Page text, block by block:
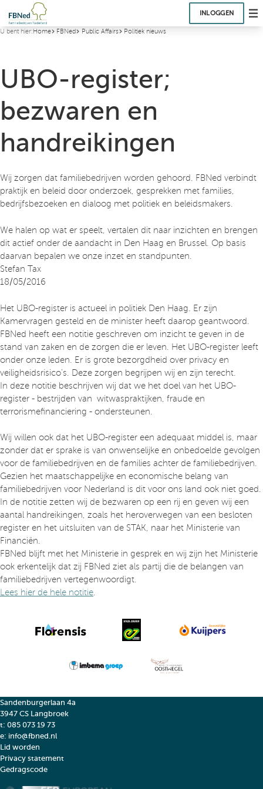
INLOGGEN
U bent hier:Home FBNed Public Affairs Politiek nieuws
UBO-register;
bezwaren en
handreikingen
Wij zorgen dat familiebedrijven worden gehoord. FBNed verbindt
praktijk en beleid door onderzoek, gesprekken met families,
bedrijfsbezoeken en dialoog met politiek en beleidsmakers.
We halen op wat er speelt, vertalen dit naar inzichten en brengen
dit actief onder de aandacht in Den Haag en Brussel. Op basis
daarvan bepalen we onze inzet en standpunten.
Stefan Tax
18/05/2016
Het UBO-register is actueel in politiek Den Haag. Er zijn
Kamervragen gesteld en de minister heeft daarop geantwoord.
FBNed heeft een notitie geschreven om inzicht te geven in de
stand van zaken en de zorgen die er leven. Het UBO-register leeft
onder onze leden. Er is grote bezorgdheid over privacy en
veiligheidsrisico’s. Deze zorgen begrijpen wij en zijn terecht.
In deze notitie beschrijven wij dat we het doel van het UBO-
register - bestrijden van witwaspraktijken, fraude en
terrorismefinanciering - ondersteunen.
Wij willen ook dat het UBO-register een adequaat middel is, maar
zonder dat er sprake is van onwenselijke en onbedoelde gevolgen
voor de familiebedrijven en de families achter de familiebedrijven.
Gezien het maatschappelijke en economische belang van
familiebedrijven voor Nederland is dit voor ons land ook niet goed.
In de notitie zetten wij de bezwaren op een rij en geven wij een
aantal handreikingen, zoals het heroverwegen van een besloten
register en het uitsluiten van de STAK, naar het Ministerie van
Financiën.
FBNed blijft met het Ministerie in gesprek en wij zijn het Ministerie
ook erkentelijk dat zij FBNed ziet als partij die de belangen van
familiebedrijven vertegenwoordigt.
Lees hier de hele notitie.
Sandenburgerlaan 4a
3947 CS Langbroek
t: 085 073 19 73
e: info@fbned.nl
Lid worden
Privacy statement
Gedragscode